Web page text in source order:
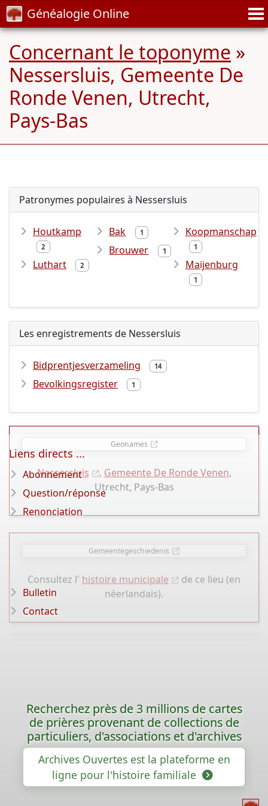
Généalogie Online
Concernant le toponyme »
Nessersluis, Gemeente De
Ronde Venen, Utrecht,
Pays-Bas
Patronymes populaires à Nessersluis
Houtkamp
2
Luthart 2
Bak 1
Brouwer 1
Koopmanschap
1
Maijenburg
1
Les enregistrements de Nessersluis
Bidprentjesverzameling 14
Bevolkingsregister 1
Geonames
Nessersluis , Gemeente De Ronde Venen,
Utrecht, Pays-Bas
Gemeentegeschiedenis
Consultez l' histoire municipale
de ce lieu (en
néerlandais).
Liens directs ...
Abonnement
Question/réponse
Renonciation
Bulletin
Contact
Recherchez près de 3 millions de cartes
de prières provenant de collections de
particuliers, d'associations et d'archives
Archives Ouvertes est la plateforme en
ligne pour l'histoire familiale